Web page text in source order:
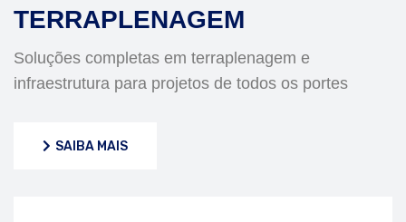
TERRAPLENAGEM
Soluções completas em terraplenagem e
infraestrutura para projetos de todos os portes
SAIBA MAIS